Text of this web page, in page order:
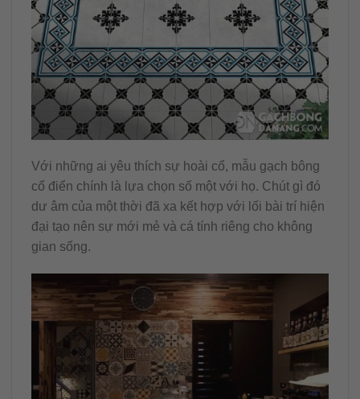
Với những ai yêu thích sự hoài cổ, mẫu gạch bông
cổ điển chính là lựa chọn số một với họ. Chút gì đó
dư âm của một thời đã xa kết hợp với lối bài trí hiện
đại tạo nên sự mới mẻ và cá tính riêng cho không
gian sống.